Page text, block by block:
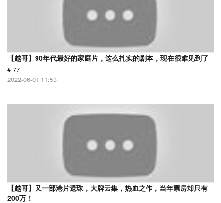
【越哥】90年代最好的家庭片，这么扎实的剧本，现在很难见到了
# 77
2022-06-01 11:53
【越哥】又一部港片遗珠，大牌云集，热血之作，当年票房却只有
200万！